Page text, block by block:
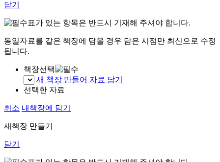
닫기
표가 있는 항목은 반드시 기재해 주셔야 합니다.
동일자료를 같은 책장에 담을 경우 담은 시점만 최신으로 수정
됩니다.
책장선택
새 책장 만들어 자료 담기
선택한 자료
취소 내책장에 담기
새책장 만들기
닫기